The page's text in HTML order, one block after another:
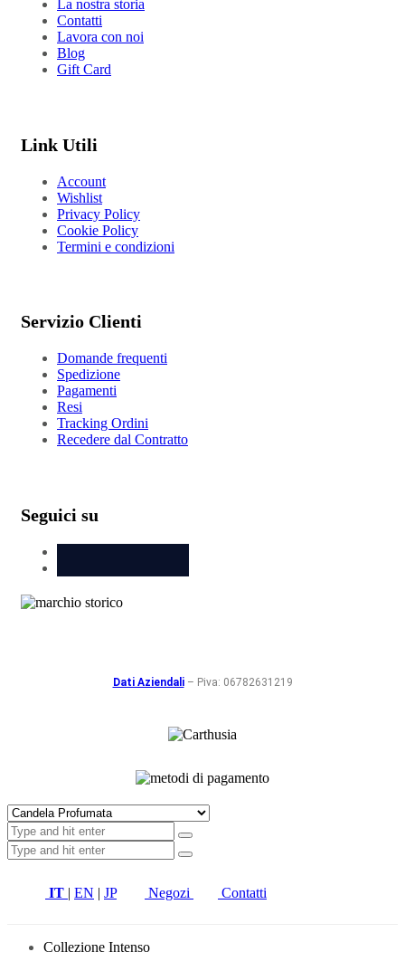
La nostra storia
Contatti
Lavora con noi
Blog
Gift Card
Link Utili
Account
Wishlist
Privacy Policy
Cookie Policy
Termini e condizioni
Servizio Clienti
Domande frequenti
Spedizione
Pagamenti
Resi
Tracking Ordini
Recedere dal Contratto
Seguici su
Dati Aziendali – Piva: 06782631219
IT | EN | JP Negozi Contatti
Collezione Intenso